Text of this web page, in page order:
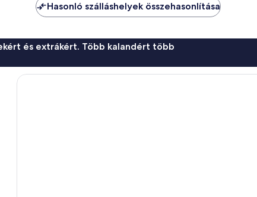
Hasonló szálláshelyek összehasonlítása
és extrákért. Több kalandért több